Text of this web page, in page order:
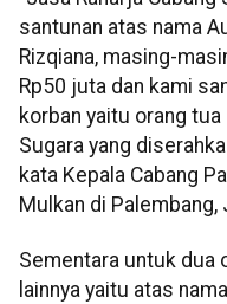
santunan atas nama
Rizqiana, masing-
Rp50 juta dan kami
korban yaitu orang
Sugara yang
kata Kepala Cabang
Mulkan di
Sementara untuk dua
lainnya yaitu atas